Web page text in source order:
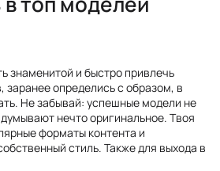
знаменитой и быстро привлечь
заранее определись с образом, в
Не забывай: успешные модели не
нечто оригинальное. Твоя
форматы контента и
стиль. Также для выхода в